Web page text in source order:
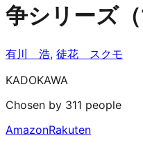
争シリーズ（
有川 浩, 徒花 スクモ
KADOKAWA
Chosen by 311 people
AmazonRakuten